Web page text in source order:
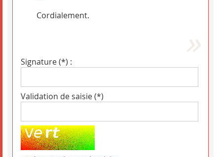
Cordialement.
Signature (*) :
Validation de saisie (*)